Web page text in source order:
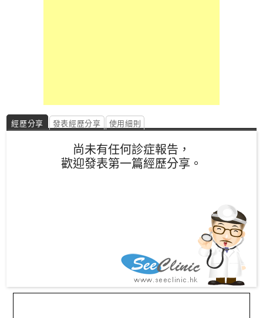
經歷分享 發表經歷分享 使用細則
尚未有任何診症報告，
歡迎發表第一篇經歷分享。